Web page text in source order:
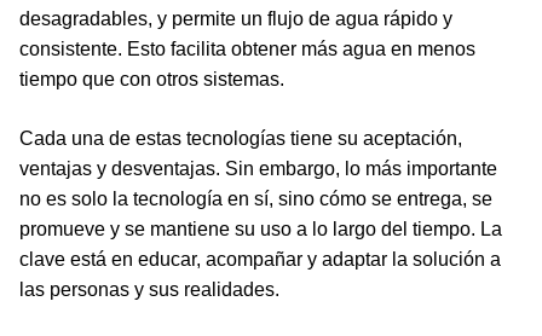
desagradables, y permite un flujo de agua rápido y
consistente. Esto facilita obtener más agua en menos
tiempo que con otros sistemas.
Cada una de estas tecnologías tiene su aceptación,
ventajas y desventajas. Sin embargo, lo más importante
no es solo la tecnología en sí, sino cómo se entrega, se
promueve y se mantiene su uso a lo largo del tiempo. La
clave está en educar, acompañar y adaptar la solución a
las personas y sus realidades.